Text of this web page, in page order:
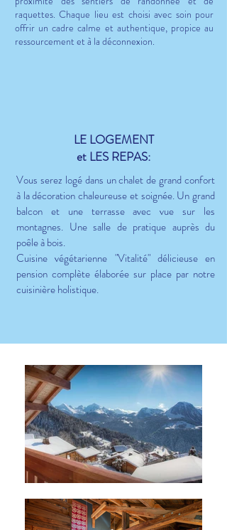
raquettes. Chaque lieu est choisi avec soin pour
offrir un cadre calme et authentique, propice au
ressourcement et à la déconnexion.
LE LOGEMENT
et LES REPAS:
Vous serez logé dans un chalet de grand confort
à la décoration chaleureuse et soignée. Un grand
balcon et une terrasse avec vue sur les
montagnes. Une salle de pratique auprès du
poêleà bois.
Cuisine végétarienne "Vitalité" délicieuse en
pension complète élaborée sur place par notre
cuisinière holistique.